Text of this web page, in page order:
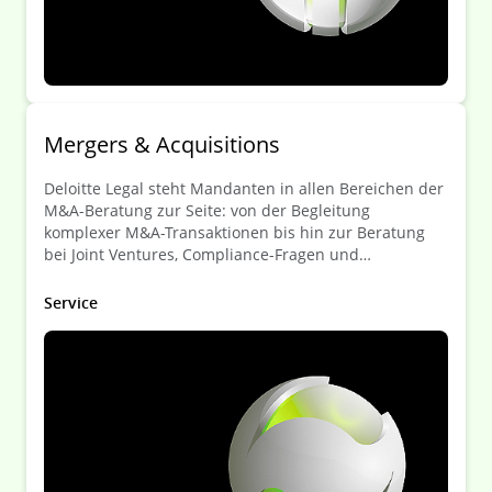
Mergers & Acquisitions
Deloitte Legal steht Mandanten in allen Bereichen der
M&A-Beratung zur Seite: von der Begleitung
komplexer M&A-Trans­aktionen bis hin zur Beratung
bei Joint Ventures, Compliance-Fragen und
Service